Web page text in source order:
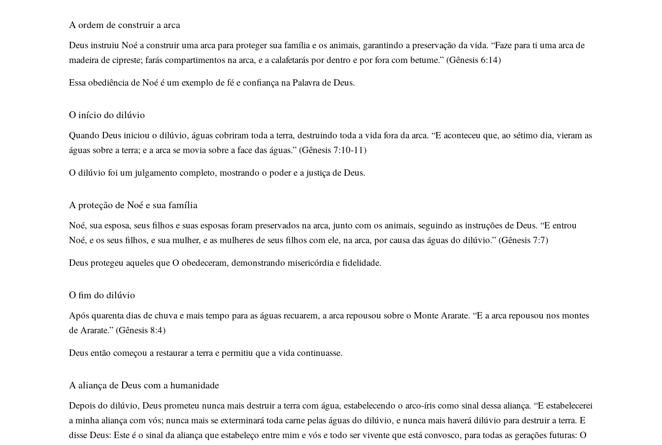
A ordem de construir a arca
Deus instruiu Noé a construir uma arca para proteger sua família e os animais, garantindo a preservação da vida. “Faze para ti uma arca de
madeira de cipreste; farás compartimentos na arca, e a calafetarás por dentro e por fora com betume.” (Gênesis 6:14)
Essa obediência de Noé é um exemplo de fé e confiança na Palavra de Deus.
O início do dilúvio
Quando Deus iniciou o dilúvio, águas cobriram toda a terra, destruindo toda a vida fora da arca. “E aconteceu que, ao sétimo dia, vieram as
águas sobre a terra; e a arca se movia sobre a face das águas.” (Gênesis 7:10-11)
O dilúvio foi um julgamento completo, mostrando o poder e a justiça de Deus.
A proteção de Noé e sua família
Noé, sua esposa, seus filhos e suas esposas foram preservados na arca, junto com os animais, seguindo as instruções de Deus. “E entrou
Noé, e os seus filhos, e sua mulher, e as mulheres de seus filhos com ele, na arca, por causa das águas do dilúvio.” (Gênesis 7:7)
Deus protegeu aqueles que O obedeceram, demonstrando misericórdia e fidelidade.
O fim do dilúvio
Após quarenta dias de chuva e mais tempo para as águas recuarem, a arca repousou sobre o Monte Ararate. “E a arca repousou nos montes
de Ararate.” (Gênesis 8:4)
Deus então começou a restaurar a terra e permitiu que a vida continuasse.
A aliança de Deus com a humanidade
Depois do dilúvio, Deus prometeu nunca mais destruir a terra com água, estabelecendo o arco-íris como sinal dessa aliança. “E estabelecerei
a minha aliança com vós; nunca mais se exterminará toda carne pelas águas do dilúvio, e nunca mais haverá dilúvio para destruir a terra. E
disse Deus: Este é o sinal da aliança que estabeleço entre mim e vós e todo ser vivente que está convosco, para todas as gerações futuras: O